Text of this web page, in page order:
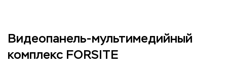
Видеопанель-мультимедийный
комплекс FORSITE